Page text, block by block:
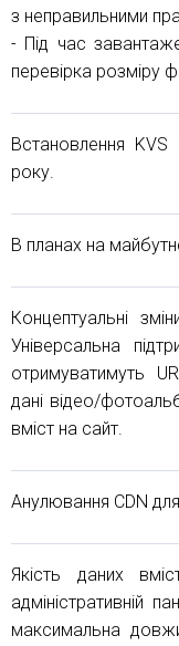
з неправильними
- Під час
перевірка розміру
Встановлення
року.
В планах на
Концептуальні
Універсальна
отримуватимуть
дані відео/
вміст на сайт.
Анулювання CDN
Якість даних
адміністративній
максимальна